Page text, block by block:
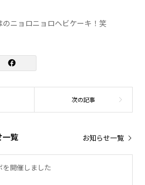
ニョロニョロヘビケーキ！笑
一覧 お知らせ一覧
を開催しました